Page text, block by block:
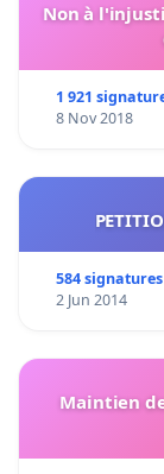
Non à
1 921
8 Nov 2018
584 signatures
2 Jun 2014
Maintien